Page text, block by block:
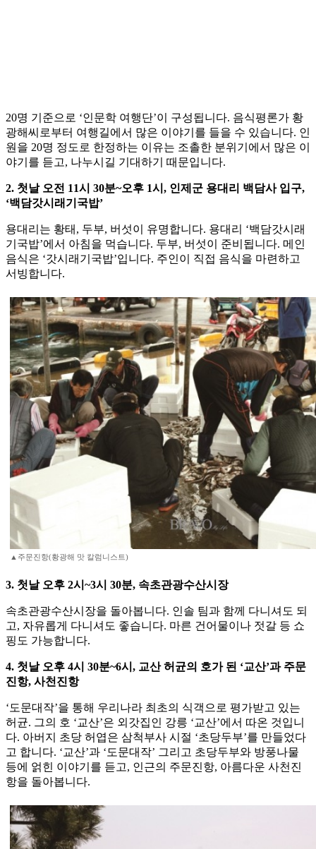
20명 기준으로 ‘인문학 여행단’이 구성됩니다. 음식평론가 황
광해씨로부터 여행길에서 많은 이야기를 들을 수 있습니다. 인
원을 20명 정도로 한정하는 이유는 조촐한 분위기에서 많은 이
야기를 듣고, 나누시길 기대하기 때문입니다.
2. 첫날 오전 11시 30분~오후 1시, 인제군 용대리 백담사 입구,
‘백담갓시래기국밥’
용대리는 황태, 두부, 버섯이 유명합니다. 용대리 ‘백담갓시래
기국밥’에서 아침을 먹습니다. 두부, 버섯이 준비됩니다. 메인
음식은 ‘갓시래기국밥’입니다. 주인이 직접 음식을 마련하고
서빙합니다.
▲주문진항(황광해 맛 칼럼니스트)
3. 첫날 오후 2시~3시 30분, 속초관광수산시장
속초관광수산시장을 돌아봅니다. 인솔 팀과 함께 다니셔도 되
고, 자유롭게 다니셔도 좋습니다. 마른 건어물이나 젓갈 등 쇼
핑도 가능합니다.
4. 첫날 오후 4시 30분~6시, 교산 허균의 호가 된 ‘교산’과 주문
진항, 사천진항
‘도문대작’을 통해 우리나라 최초의 식객으로 평가받고 있는
허균. 그의 호 ‘교산’은 외갓집인 강릉 ‘교산’에서 따온 것입니
다. 아버지 초당 허엽은 삼척부사 시절 ‘초당두부’를 만들었다
고 합니다. ‘교산’과 ‘도문대작’ 그리고 초당두부와 방풍나물
등에 얽힌 이야기를 듣고, 인근의 주문진항, 아름다운 사천진
항을 돌아봅니다.